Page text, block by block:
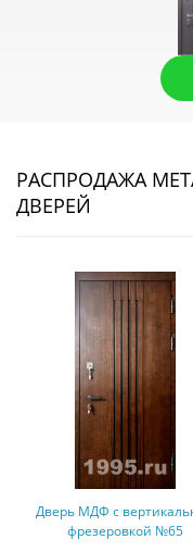
РАСПРОДАЖА
ДВЕРЕЙ
Дверь с МДФ с двух